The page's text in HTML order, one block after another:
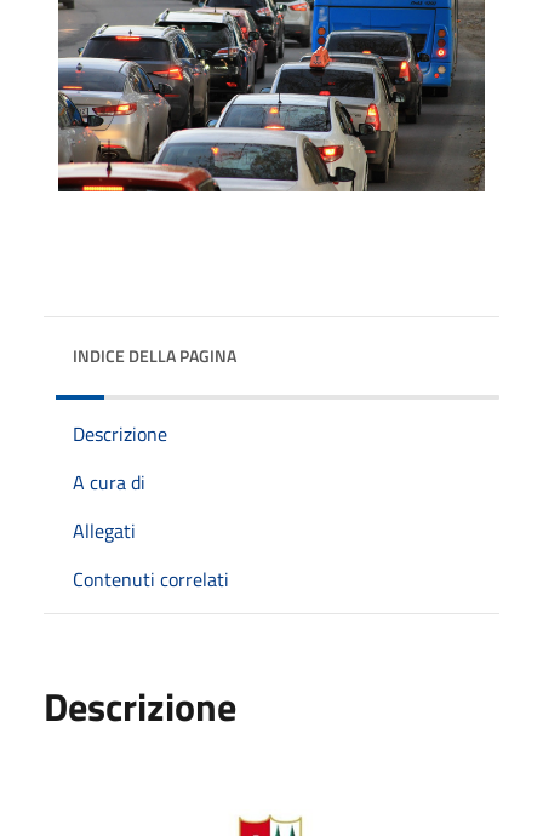
INDICE DELLA PAGINA
Descrizione
A cura di
Allegati
Contenuti correlati
Descrizione